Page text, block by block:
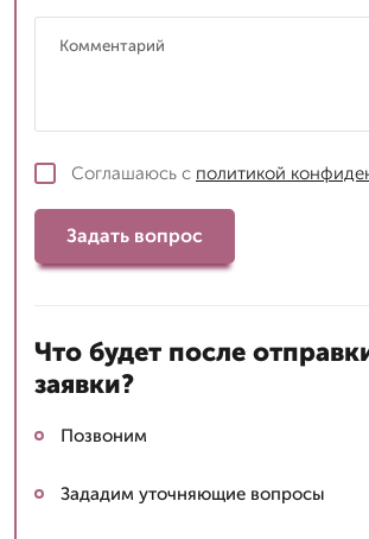
Соглашаюсь с политикой
Задать вопрос
Что будет после
заявки?
Позвоним
Зададим уточняющие вопросы